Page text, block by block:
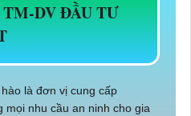
DV ĐẦU TƯ
là đơn vị cung cấp
nhu cầu an ninh cho gia